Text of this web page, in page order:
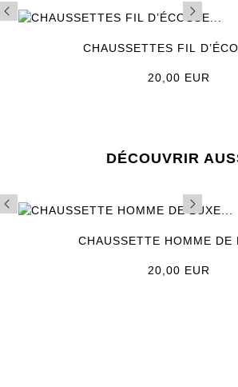
CHAUSSETTES FIL
Prix
20,00 EUR
DÉCOUVRIR
CHAUSSETTE HOMME DE
Prix
20,00 EUR